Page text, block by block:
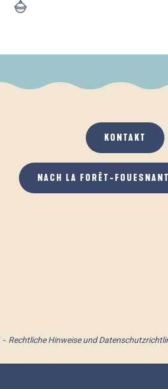
KONTAKT
NACH LA FORÊT-
Rechtliche Hinweise und